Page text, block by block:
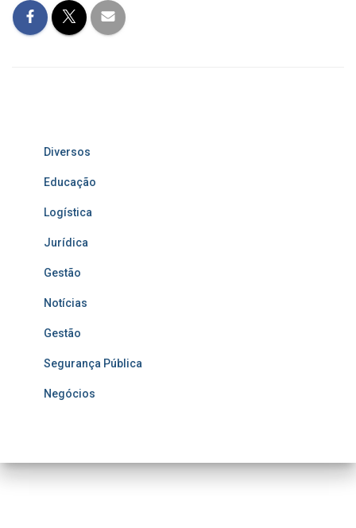
Diversos
Educação
Logística
Jurídica
Gestão
Notícias
Gestão
Segurança Pública
Negócios